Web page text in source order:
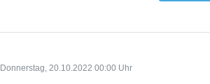
Donnerstag, 20.10.2022 00:00 Uhr